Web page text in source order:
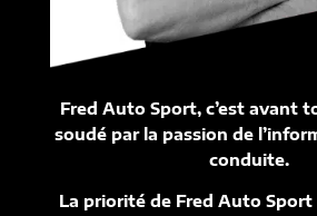
Fred Auto Sport, c’est avant
soudé par la passion de
conduite.
La priorité de Fred Auto Sport